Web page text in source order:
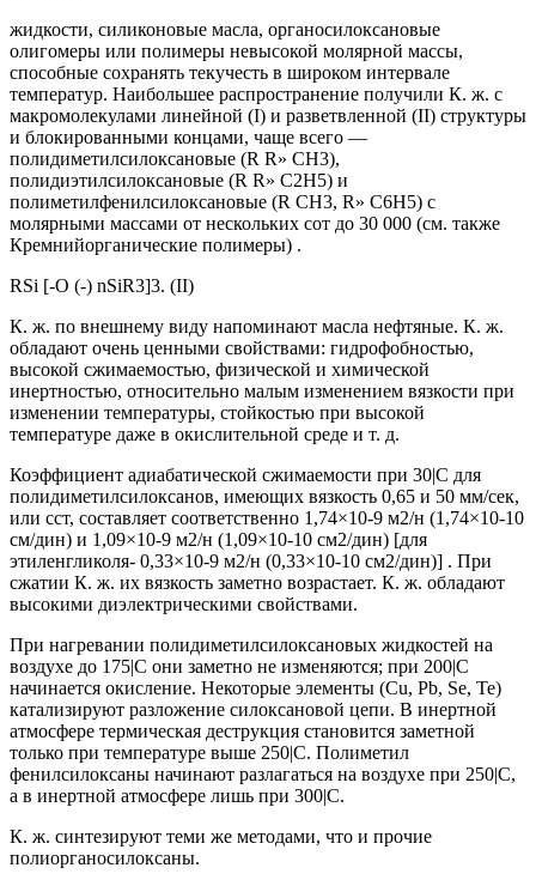
жидкости, силиконовые масла, органосилоксановые
олигомеры или полимеры невысокой молярной массы,
способные сохранять текучесть в широком интервале
температур. Наибольшее распространение получили К. ж. с
макромолекулами линейной (I) и разветвленной (II) структуры
и блокированными концами, чаще всего —
полидиметилсилоксановые (R R» CH3),
полидиэтилсилоксановые (R R» C2H5) и
полиметилфенилсилоксановые (R CH3, R» C6H5) с
молярными массами от нескольких сот до 30 000 (см. также
Кремнийорганические полимеры) .
RSi [-O (-) nSiR3]3. (II)
К. ж. по внешнему виду напоминают масла нефтяные. К. ж.
обладают очень ценными свойствами: гидрофобностью,
высокой сжимаемостью, физической и химической
инертностью, относительно малым изменением вязкости при
изменении температуры, стойкостью при высокой
температуре даже в окислительной среде и т. д.
Коэффициент адиабатической сжимаемости при 30|С для
полидиметилсилоксанов, имеющих вязкость 0,65 и 50 мм/сек,
или сст, составляет соответственно 1,74×10-9 м2/н (1,74×10-10
см/дин) и 1,09×10-9 м2/н (1,09×10-10 см2/дин) [для
этиленгликоля- 0,33×10-9 м2/н (0,33×10-10 см2/дин)] . При
сжатии К. ж. их вязкость заметно возрастает. К. ж. обладают
высокими диэлектрическими свойствами.
При нагревании полидиметилсилоксановых жидкостей на
воздухе до 175|С они заметно не изменяются; при 200|С
начинается окисление. Некоторые элементы (Cu, Pb, Se, Te)
катализируют разложение силоксановой цепи. В инертной
атмосфере термическая деструкция становится заметной
только при температуре выше 250|С. Полиметил
фенилсилоксаны начинают разлагаться на воздухе при 250|С,
а в инертной атмосфере лишь при 300|С.
К. ж. синтезируют теми же методами, что и прочие
полиорганосилоксаны.